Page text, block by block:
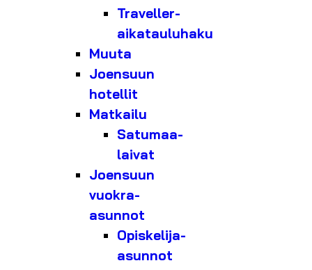
Traveller-
aikatauluhaku
Muuta
Joensuun
hotellit
Matkailu
Satumaa-
laivat
Joensuun
vuokra-
asunnot
Opiskelija-
asunnot